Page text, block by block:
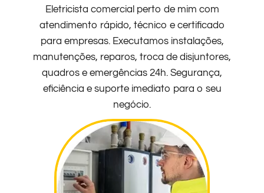
Eletricista comercial perto de mim com
atendimento rápido, técnico e certificado
para empresas. Executamos instalações,
manutenções, reparos, troca de disjuntores,
quadros e emergências 24h. Segurança,
eficiência e suporte imediato para o seu
negócio.